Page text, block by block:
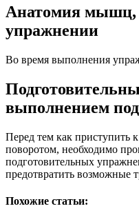
Анатомия мышц,
упражнении
Во время выполнения
выполнением
Перед тем как приступить
поворотом, необходимо
подготовительных
предотвратить возможные
Похожие статьи: